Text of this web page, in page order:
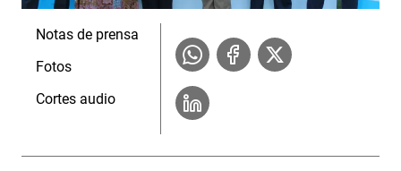
Notas de prensa
Fotos
Cortes audio